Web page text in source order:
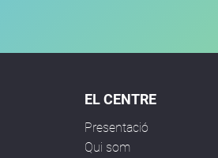
EL CENTRE
Presentació
Qui som